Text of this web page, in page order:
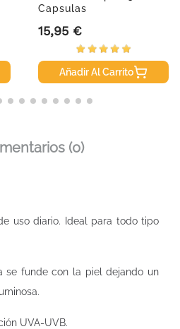
Capsulas
Precio
15,95 €
Añadir Al Carrito
(0)
uso diario. Ideal para todo tipo
se funde con la piel dejando un
UVA-UVB.